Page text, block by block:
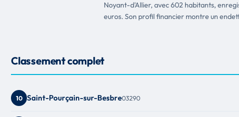
Noyant-d'Allier, avec 602 habitants,
euros. Son profil financier montre un
Classement complet
10 Saint-Pourçain-sur-Besbre03290